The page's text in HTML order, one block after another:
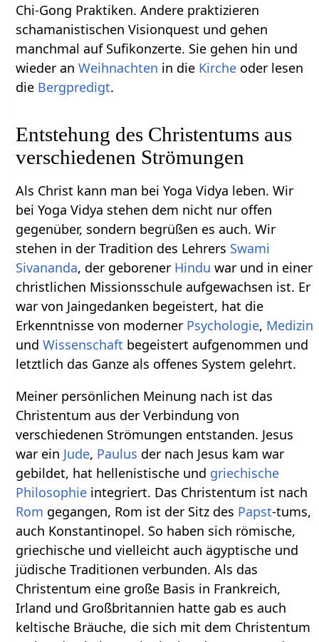
Chi-Gong Praktiken. Andere praktizieren
schamanistischen Visionquest und gehen
manchmal auf Sufikonzerte. Sie gehen hin und
wieder anWeihnachten in die Kirche oder lesen
die Bergpredigt.
Entstehung des Christentums aus
verschiedenen Strömungen
Als Christ kann man bei Yoga Vidya leben. Wir
bei Yoga Vidya stehen dem nicht nur offen
gegenüber, sondern begrüßen es auch. Wir
stehen in der Tradition des Lehrers Swami
Sivananda, der geborener Hindu war und in einer
christlichen Missionsschule aufgewachsen ist. Er
war von Jaingedanken begeistert, hat die
Erkenntnisse von moderner Psychologie, Medizin
undWissenschaft begeistert aufgenommen und
letztlich das Ganze als offenes System gelehrt.
Meiner persönlichen Meinung nach ist das
Christentum aus der Verbindung von
verschiedenen Strömungen entstanden. Jesus
war ein Jude, Paulus der nach Jesus kam war
gebildet, hat hellenistische und griechische
Philosophie integriert. Das Christentum ist nach
Rom gegangen, Rom ist der Sitz des Papst-tums,
auch Konstantinopel. So haben sich römische,
griechische und vielleicht auch ägyptische und
jüdische Traditionen verbunden. Als das
Christentum eine große Basis in Frankreich,
Irland und Großbritannien hatte gab es auch
keltische Bräuche, die sich mit dem Christentum